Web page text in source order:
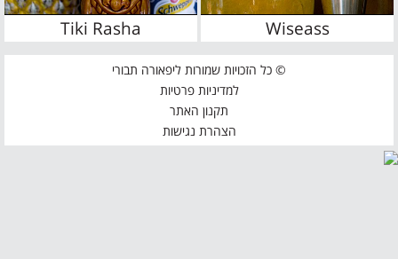
Wiseass
Tiki Rasha
© כל הזכויות שמורות ליפאורה תבורי
למדיניות פרטיות
תקנון האתר
הצהרת נגישות